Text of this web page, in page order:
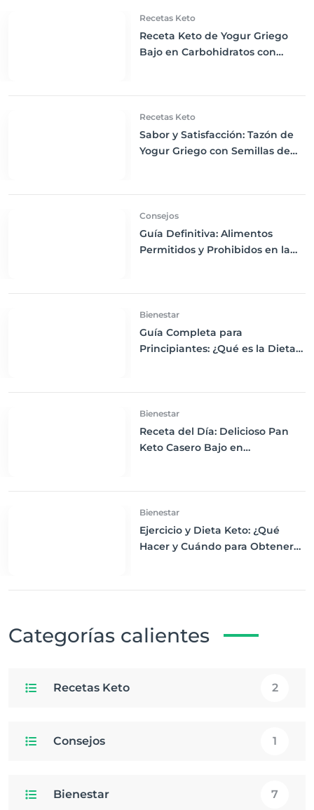
Recetas Keto
Receta Keto de Yogur Griego
Bajo en Carbohidratos con
Recetas Keto
Sabor y Satisfacción: Tazón de
Yogur Griego con Semillas de
Consejos
Guía Definitiva: Alimentos
Permitidos y Prohibidos en la
Bienestar
Guía Completa para
Principiantes: ¿Qué es la Dieta
Bienestar
Receta del Día: Delicioso Pan
Keto Casero Bajo en
Bienestar
Ejercicio y Dieta Keto: ¿Qué
Hacer y Cuándo para Obtener
Categorías calientes
Recetas Keto 2
Consejos 1
Bienestar 7